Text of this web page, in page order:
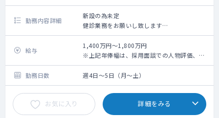
勤務内容詳細
新設の為未定
健診業務をお願いし致します
1：受診者の診察（火・金曜日午後健診有、
15：00～16：30）
2：問診、聴打診
3：健診判定
4：検査結果説明
5：健診スタッフとの連携
6：健診事業運営・品質向上への参画
電子カルテ（メーカー：CSI-ミライズ）
給与
1,400万円～1,800万円
※上記年俸幅は、採用面談での人物評価、業
務内容詳細、個々スキルに応じて最終決定さ
せていただきます。
勤務日数 週4日～5日（月～土）
お気に入り 詳細をみる